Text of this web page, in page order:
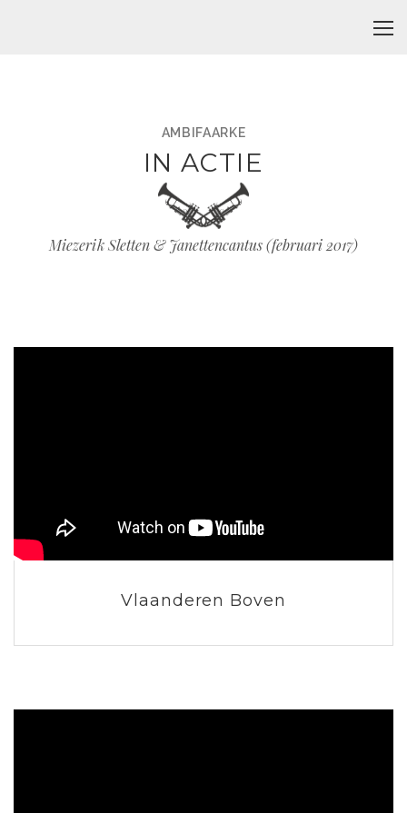
AMBIFAARKE
IN ACTIE
Miezerik Sletten & Janettencantus (februari 2017)
Vlaanderen Boven